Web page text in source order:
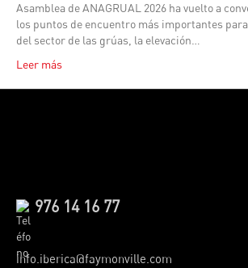
Asamblea de ANAGRUAL 2026 ha vuelto a
los puntos de encuentro más importantes
del sector de las grúas, la elevación…
Leer más
976 14 16 77
info.iberica@faymonville.com